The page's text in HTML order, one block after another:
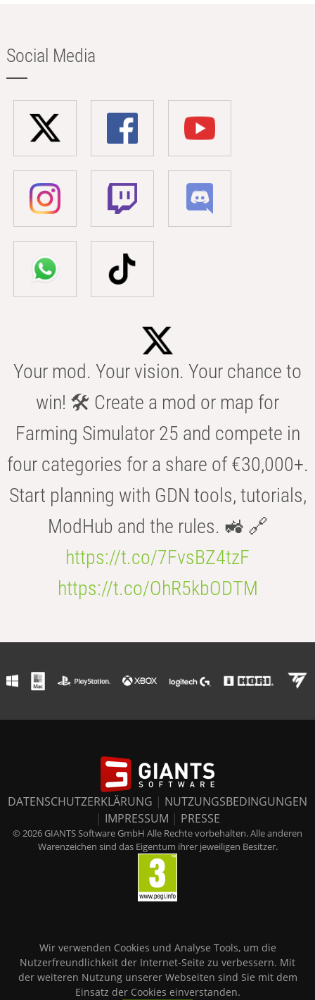
Social Media
Your mod. Your vision. Your chance to
win! 🛠️ Create a mod or map for
Farming Simulator 25 and compete in
four categories for a share of €30,000+.
Start planning with GDN tools, tutorials,
ModHub and the rules. 🚜 🔗
https://t.co/7FvsBZ4tzF
https://t.co/OhR5kbODTM
DATENSCHUTZERKLÄRUNG | NUTZUNGSBEDINGUNGEN
| IMPRESSUM | PRESSE
© 2026 GIANTS Software GmbH Alle Rechte vorbehalten. Alle anderen
Warenzeichen sind das Eigentum ihrer jeweiligen Besitzer.
Wir verwenden Cookies und Analyse Tools, um die
Nutzerfreundlichkeit der Internet-Seite zu verbessern. Mit
der weiteren Nutzung unserer Webseiten sind Sie mit dem
Einsatz der Cookies einverstanden.